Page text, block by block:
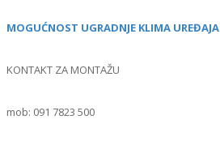
MOGUĆNOST UGRADNJE KLIMA UREĐAJA
KONTAKT ZA MONTAŽU
mob: 091 7823 500